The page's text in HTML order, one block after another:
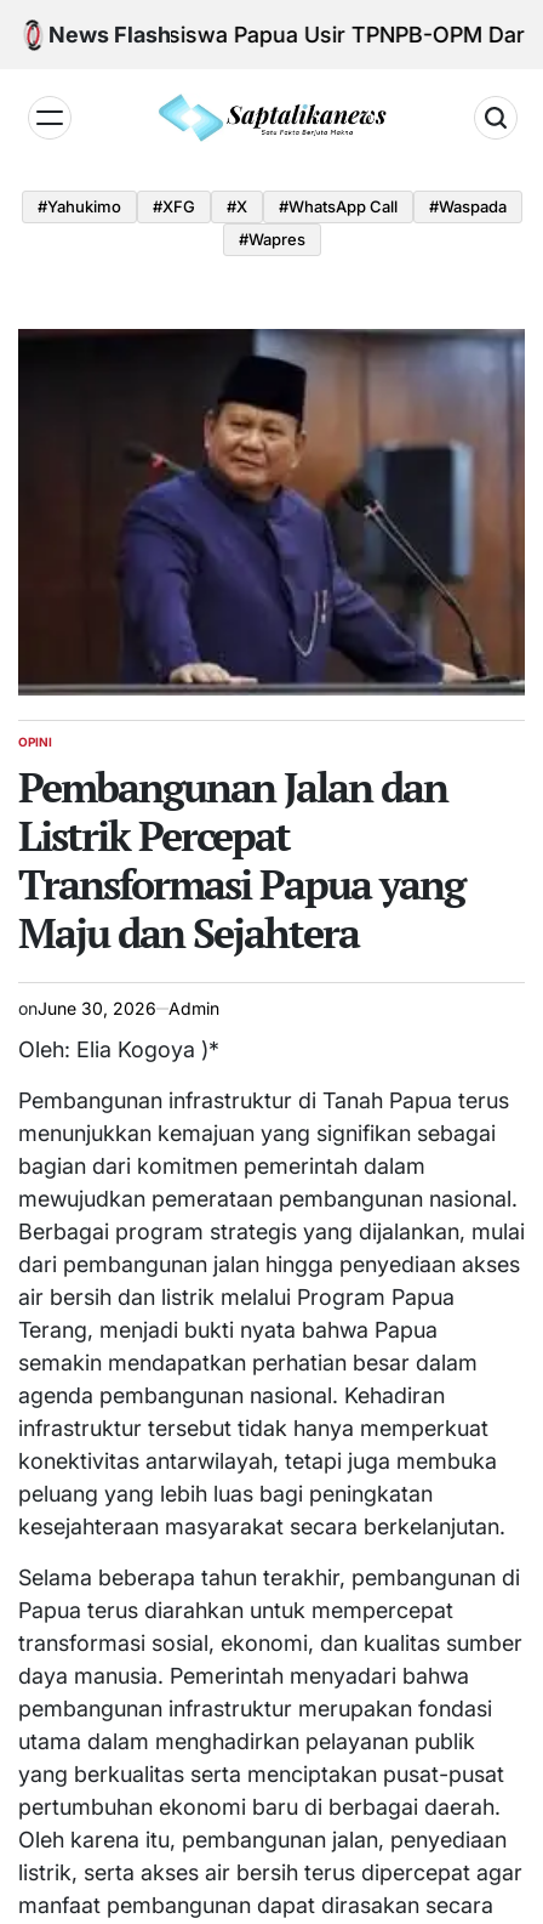
Skip
News FlashPapua Usir TPNPB-OPM Dari
#yahukimo #XFG #x #WhatsApp Call
#waspada
#Wapres
POSTED
OPINI
Pembangunan Jalan dan
Listrik Percepat
Transformasi Papua yang
Maju dan Sejahtera
onJune 30, 2026 Admin
Oleh: Elia Kogoya )*
Pembangunan infrastruktur di Tanah Papua terus
menunjukkan kemajuan yang signifikan sebagai
bagian dari komitmen pemerintah dalam
mewujudkan pemerataan pembangunan nasional.
Berbagai program strategis yang dijalankan, mulai
dari pembangunan jalan hingga penyediaan akses
air bersih dan listrik melalui Program Papua
Terang, menjadi bukti nyata bahwa Papua
semakin mendapatkan perhatian besar dalam
agenda pembangunan nasional. Kehadiran
infrastruktur tersebut tidak hanya memperkuat
konektivitas antarwilayah, tetapi juga membuka
peluang yang lebih luas bagi peningkatan
kesejahteraan masyarakat secara berkelanjutan.
Selama beberapa tahun terakhir, pembangunan di
Papua terus diarahkan untuk mempercepat
transformasi sosial, ekonomi, dan kualitas sumber
daya manusia. Pemerintah menyadari bahwa
pembangunan infrastruktur merupakan fondasi
utama dalam menghadirkan pelayanan publik
yang berkualitas serta menciptakan pusat-pusat
pertumbuhan ekonomi baru di berbagai daerah.
Oleh karena itu, pembangunan jalan, penyediaan
listrik, serta akses air bersih terus dipercepat agar
manfaat pembangunan dapat dirasakan secara